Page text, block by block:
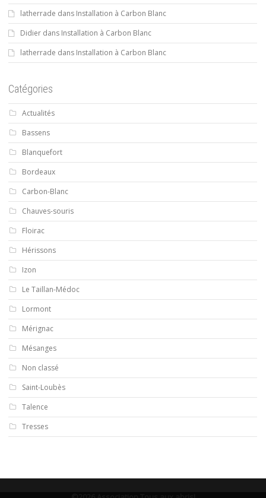
latherrade dans Installation à Carbon Blanc
Didier dans Installation à Carbon Blanc
latherrade dans Installation à Carbon Blanc
Catégories
Actualités
Bassens
Blanquefort
Bordeaux
Carbon-Blanc
Chauves-souris
Floirac
Hérissons
Izon
Le Taillan-Médoc
Lormont
Mérignac
Mésanges
Non classé
Saint-Loubès
Talence
Tresses